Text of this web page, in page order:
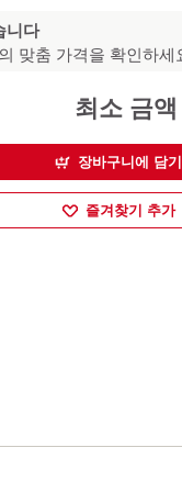
니다
맞춤 가격을 확인하세
최소 금
장바구니에 담기
즐겨찾기 추가